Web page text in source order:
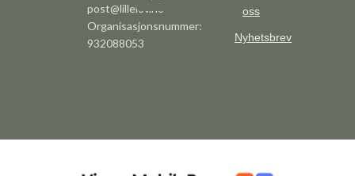
post@lillelov.no
Organisasjonsnummer:
932088053
oss
Nyhetsbrev